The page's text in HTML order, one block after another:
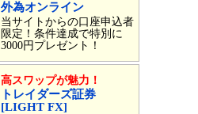
外為オンライン
当サイトからの口座申込者
限定！条件達成で特別に
3000円プレゼント！
高スワップが魅力！
トレイダーズ証券
[LIGHT FX]